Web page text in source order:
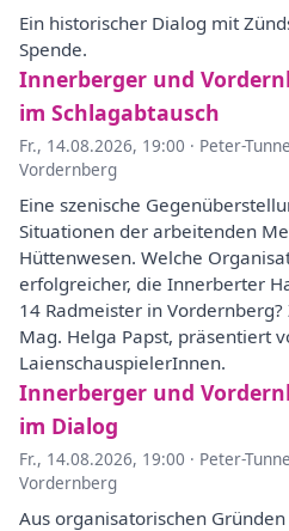
Ein historischer Dialog mit
Spende.
Innerberger und
im Schlagabtausch
Fr., 14.08.2026, 19:00 · Peter-
Vordernberg
Eine szenische
Situationen der arbeitenden
Hüttenwesen. Welche
erfolgreicher, die Innerberter
14 Radmeister in
Mag. Helga Papst, präsentiert
LaienschauspielerInnen.
Innerberger und
im Dialog
Fr., 14.08.2026, 19:00 · Peter-
Vordernberg
Aus organisatorischen